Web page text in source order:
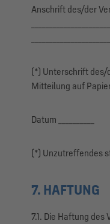
Anschrift des/der
(*) Unterschrift des/
Mitteilung auf Papier)
Datum __________
(*) Unzutreffendes
7. HAFTUNG
7.1. Die Haftung